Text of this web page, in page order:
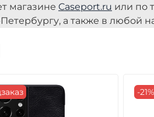
магазине Caseport.ru или по
а также в любой
-21%